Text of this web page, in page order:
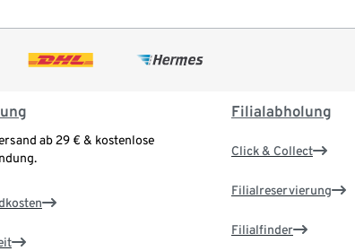
ab 29 € & kostenlose
Filialabholung
Click & Collect
Filialreservierung
Filialfinder